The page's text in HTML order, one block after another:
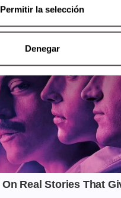
Permitir la selección
Denegar